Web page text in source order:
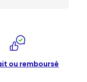
ou remboursé